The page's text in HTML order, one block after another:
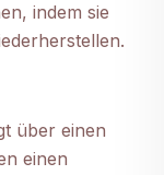
indem sie
über einen
einen